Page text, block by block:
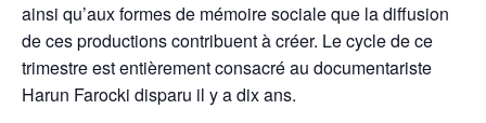
ainsi qu’aux formes de mémoire sociale que la diffusion
de ces productions contribuent à créer. Le cycle de ce
trimestre est entièrement consacré au documentariste
Harun Farocki disparu il y a dix ans.